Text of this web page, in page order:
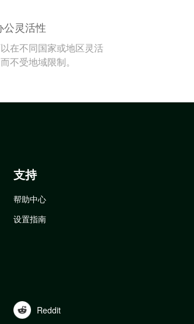
公灵活性
在不同国家或地区灵活
不受地域限制。
支持
帮助中心
设置指南
Reddit